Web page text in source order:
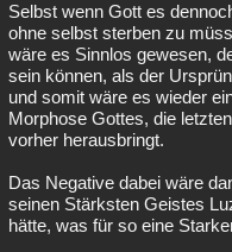
Selbst wenn Gott es
ohne selbst sterben zu
wäre es Sinnlos gewesen,
sein können, als der
und somit wäre es wieder
Morphose Gottes, die
vorher herausbringt.
Das Negative dabei wäre
seinen Stärksten Geistes
hätte, was für so eine